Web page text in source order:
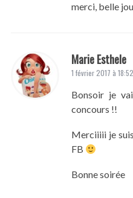
merci, belle
Marie Esthele
1 février 2017 à 18:52
Bonsoir je
concours !!
Merciiiii je
FB
Bonne soirée